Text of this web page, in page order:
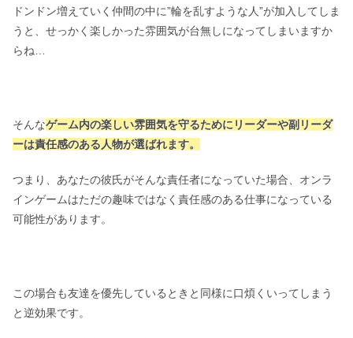
ドンドン増えていく仲間の中に”輪を乱すような人”が加入してしま
うと、せっかく楽しかった雰囲気が台無しになってしまいますか
らね…
そんなゲーム内の楽しい雰囲気を守るためにリーダーや副リーダ
ーは責任感のある人物が選ばれます。
つまり、あなたの彼氏がそんな責任者になっていた場合、オンラ
インゲームはただの趣味ではなく責任感のある仕事になっている
可能性があります。
この場合も友達を優先しているときと同様に口煩くいってしまう
と逆効果です。